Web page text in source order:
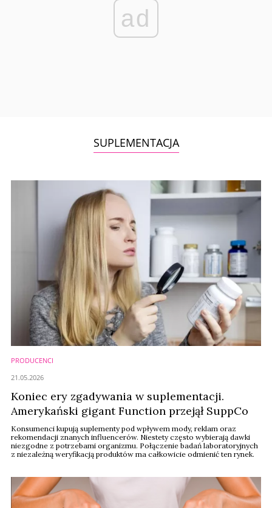
ad
SUPLEMENTACJA
PRODUCENCI
Koniec ery zgadywania w suplementacji.
Amerykański gigant Function przejął SuppCo
Konsumenci kupują suplementy pod wpływem mody, reklam oraz
rekomendacji znanych influencerów. Niestety często wybierają dawki
niezgodne z potrzebami organizmu. Połączenie badań laboratoryjnych
z niezależną weryfikacją produktów ma całkowicie odmienić ten rynek.
21.05.2026